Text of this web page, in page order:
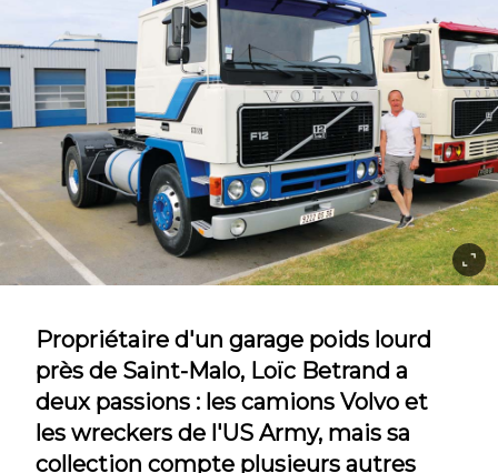
Propriétaire d'un garage poids lourd
près de Saint-Malo, Loïc Betrand a
deux passions : les camions Volvo et
les wreckers de l'US Army, mais sa
collection compte plusieurs autres